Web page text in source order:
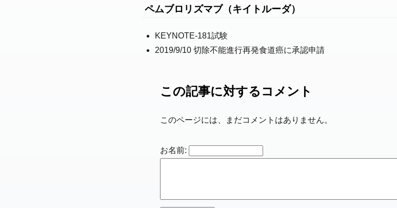
ペムブロリズマブ（キイトルーダ）
KEYNOTE-181試験
2019/9/10 切除不能進行再発食道癌に承認申請
この記事に対するコメント
このページには、まだコメントはありません。
お名前: